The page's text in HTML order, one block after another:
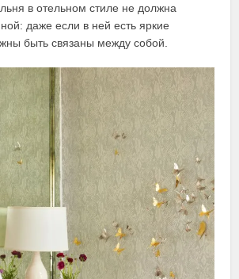
в отельном стиле не должна
даже если в ней есть яркие
быть связаны между собой.